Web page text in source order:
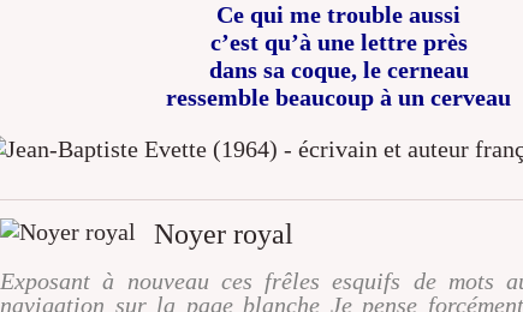
Ce qui me trouble aussi
c’est qu’à une lettre près
dans sa coque, le cerneau
ressemble beaucoup à un cerveau
Noyer royal
Exposant à nouveau ces frêles esquifs de mots
navigation sur la page blanche Je pense